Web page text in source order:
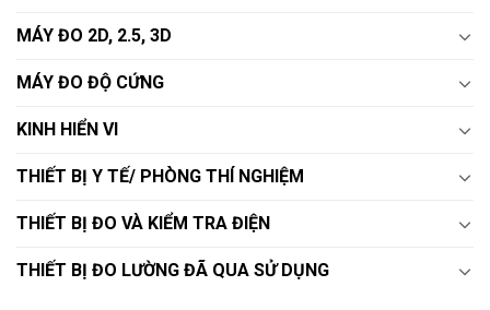
MÁY ĐO 2D, 2.5, 3D
MÁY ĐO ĐỘ CỨNG
KINH HIỂN VI
THIẾT BỊ Y TẾ/ PHÒNG THÍ NGHIỆM
THIẾT BỊ ĐO VÀ KIỂM TRA ĐIỆN
THIẾT BỊ ĐO LƯỜNG ĐÃ QUA SỬ DỤNG